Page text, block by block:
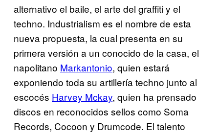
alternativo el baile, el arte del graffiti y el
techno. Industrialism es el nombre de esta
nueva propuesta, la cual presenta en su
primera versión a un conocido de la casa, el
napolitano Markantonio, quien estará
exponiendo toda su artillería techno junto al
escocés Harvey Mckay, quien ha prensado
discos en reconocidos sellos como Soma
Records, Cocoon y Drumcode. El talento